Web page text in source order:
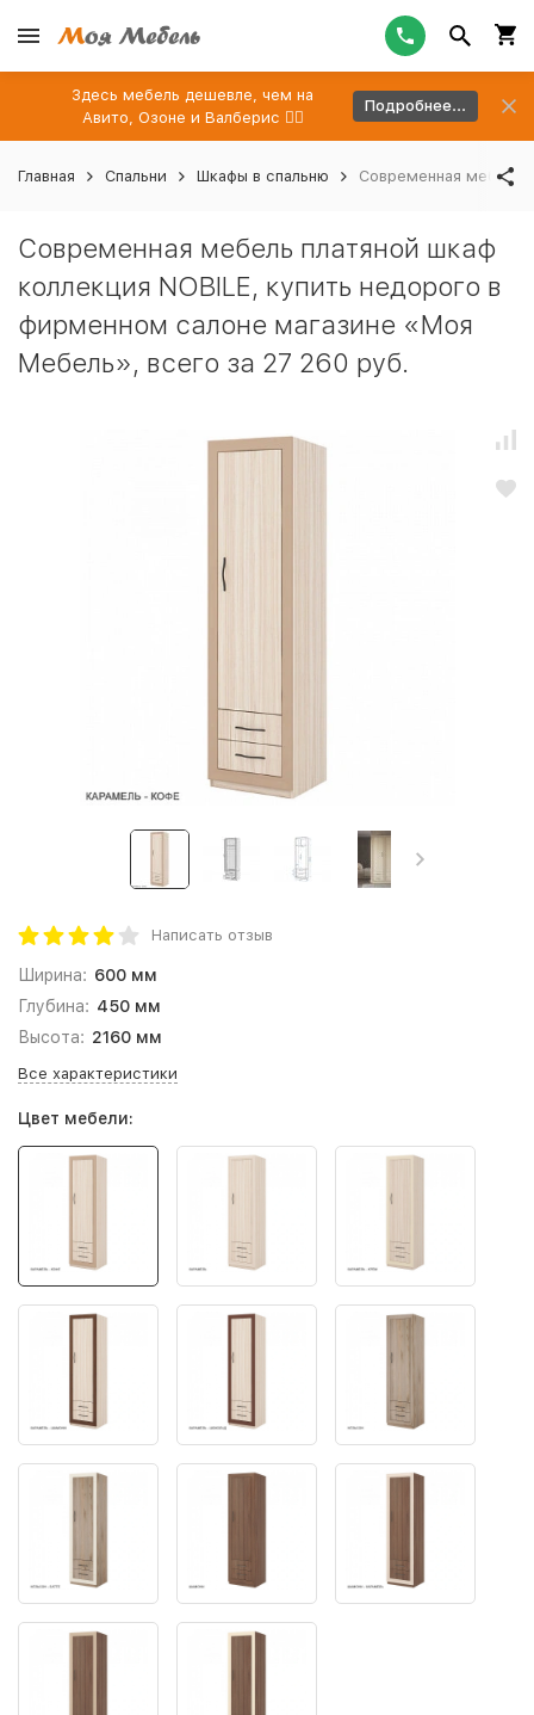
Здесь мебель дешевле, чем на
Авито, Озоне и Валберис 👉🏻
Подробнее...
Главная Спальни Шкафы в спальню Современная мебель
Современная мебель платяной шкаф
коллекция NOBILE, купить недорого в
фирменном салоне магазине «Моя
Мебель», всего за 27 260 руб.
Написать отзыв
Ширина: 600 мм
Глубина: 450 мм
Высота: 2160 мм
Все характеристики
Цвет мебели: